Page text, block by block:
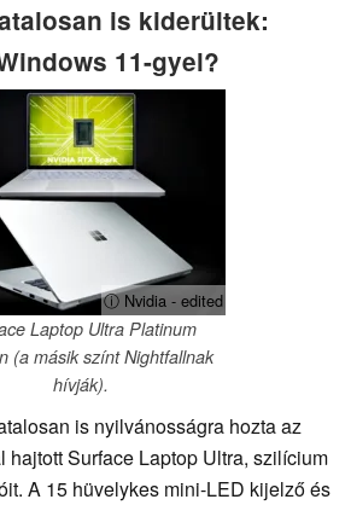
is kiderültek:
11-gyel?
ⓘ Nvidia - edited
Laptop Ultra Platinum
(a másik színt Nightfallnak
hívják).
is nyilvánosságra hozta az
hajtott Surface Laptop Ultra, szilícium
A 15 hüvelykes mini-LED kijelző és